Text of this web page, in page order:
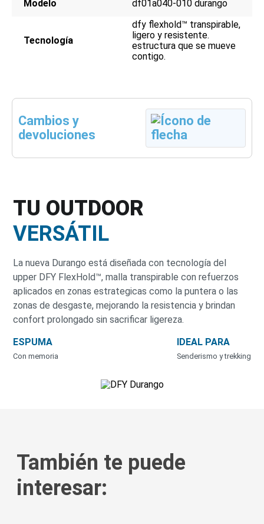
Modelo df01a040-010 durango
Tecnología
dfy flexhold™ transpirable,
ligero y resistente.
estructura que se mueve
contigo.
Cambios y
devoluciones
TU OUTDOOR
VERSÁTIL
La nueva Durango está diseñada con tecnología del
upper DFY FlexHold™, malla transpirable con refuerzos
aplicados en zonas estrategicas como la puntera o las
zonas de desgaste, mejorando la resistencia y brindan
confort prolongado sin sacrificar ligereza.
ESPUMA
Con memoria
IDEAL PARA
Senderismo y trekking
También te puede
interesar: